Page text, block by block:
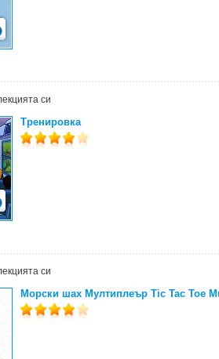
си
Тренировка
си
Морски шах Мултиплеър Tic Tac Toe